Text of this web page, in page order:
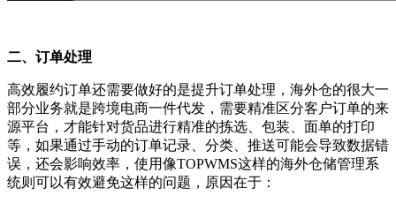
二、订单处理
高效履约订单还需要做好的是提升订单处理，海外仓的很大一
部分业务就是跨境电商一件代发，需要精准区分客户订单的来
源平台，才能针对货品进行精准的拣选、包装、面单的打印
等，如果通过手动的订单记录、分类、推送可能会导致数据错
误，还会影响效率，使用像TOPWMS这样的海外仓储管理系
统则可以有效避免这样的问题，原因在于：